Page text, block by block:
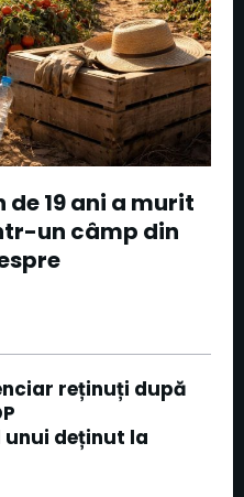
19 ani a murit
un câmp din
reținuți după
unui deținut la